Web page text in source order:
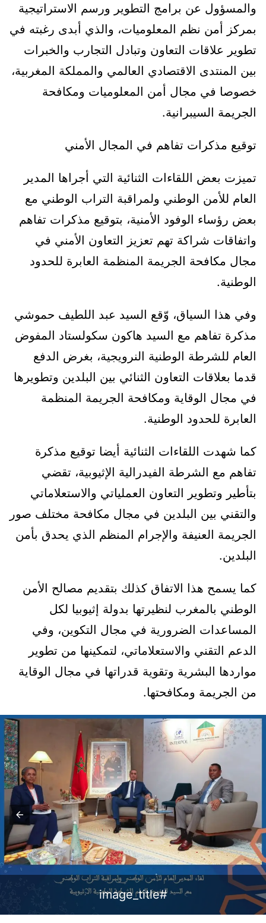
والمسؤول عن برامج التطوير ورسم الاستراتيجية
بمركز أمن نظم المعلوميات، والذي أبدى رغبته في
تطوير علاقات التعاون وتبادل التجارب والخبرات
بين المنتدى الاقتصادي العالمي والمملكة المغربية،
خصوصا في مجال أمن المعلوميات ومكافحة
الجريمة السيبرانية.
توقيع مذكرات تفاهم في المجال الأمني
تميزت بعض اللقاءات الثنائية التي أجراها المدير
العام للأمن الوطني ولمراقبة التراب الوطني مع
بعض رؤساء الوفود الأمنية، بتوقيع مذكرات تفاهم
واتفاقات شراكة تهم تعزيز التعاون الأمني في
مجال مكافحة الجريمة المنظمة العابرة للحدود
الوطنية.
وفي هذا السياق، وّقع السيد عبد اللطيف حموشي
مذكرة تفاهم مع السيد هاكون سكولستاد المفوض
العام للشرطة الوطنية النرويجية، بغرض الدفع
قدما بعلاقات التعاون الثنائي بين البلدين وتطويرها
في مجال الوقاية ومكافحة الجريمة المنظمة
العابرة للحدود الوطنية.
كما شهدت اللقاءات الثنائية أيضا توقيع مذكرة
تفاهم مع الشرطة الفيدرالية الإثيوبية، تقضي
بتأطير وتطوير التعاون العملياتي والاستعلاماتي
والتقني بين البلدين في مجال مكافحة مختلف صور
الجريمة العنيفة والإجرام المنظم الذي يحدق بأمن
البلدين.
كما يسمح هذا الاتفاق كذلك بتقديم مصالح الأمن
الوطني بالمغرب لنظيرتها بدولة إثيوبيا لكل
المساعدات الضرورية في مجال التكوين، وفي
الدعم التقني والاستعلاماتي، لتمكينها من تطوير
مواردها البشرية وتقوية قدراتها في مجال الوقاية
من الجريمة ومكافحتها.
#image_title